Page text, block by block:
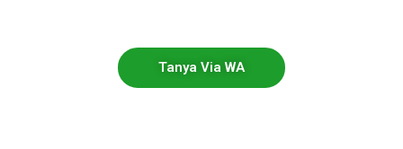
Tanya Via WA